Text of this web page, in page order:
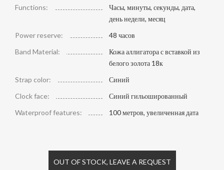
Functions:
Часы, минуты, секунды, дата,
день недели, месяц
Power reserve:
48 часов
Band Material:
Кожа аллигатора с вставкой из
белого золота 18к
Strap color:
Синий
Clock face:
Синий гильошированный
Waterproof features:
100 метров, увеличенная дата
OUT OF STOCK, LEAVE A REQUEST